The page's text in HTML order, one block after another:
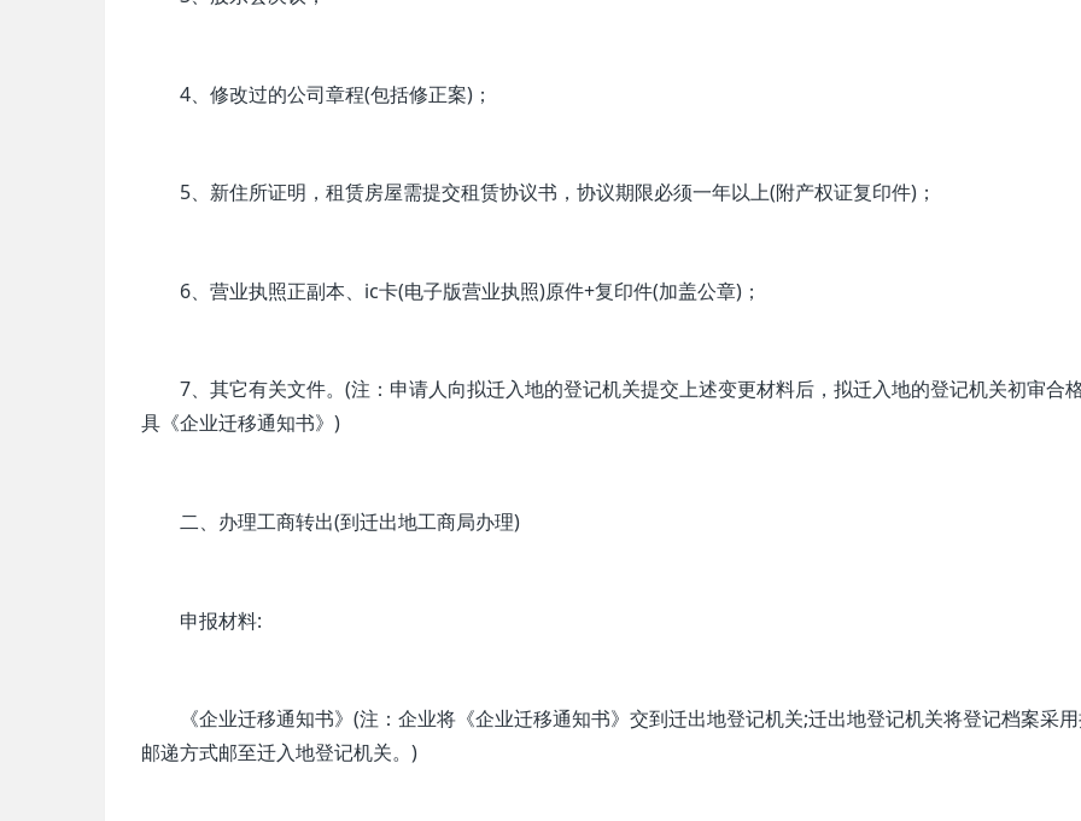
4、修改过的公司章程(包括修正案)；
5、新住所证明，租赁房屋需提交租赁协议书，协议期限必须一年以上(附产权证复印件)；
6、营业执照正副本、ic卡(电子版营业执照)原件+复印件(加盖公章)；
7、其它有关文件。(注：申请人向拟迁入地的登记机关提交上述变更材料后，拟迁入地的登记机关初审合
具《企业迁移通知书》)
二、办理工商转出(到迁出地工商局办理)
申报材料:
《企业迁移通知书》(注：企业将《企业迁移通知书》交到迁出地登记机关;迁出地登记机关将登记档案采
邮递方式邮至迁入地登记机关。)